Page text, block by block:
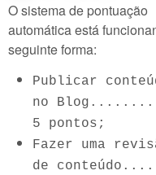
O sistema de pontuação
automática está
seguinte forma:
Publicar
no
5 pontos;
Fazer uma
de